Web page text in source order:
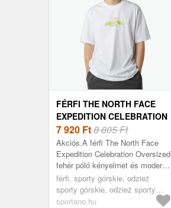
FÉRFI THE NORTH FACE
EXPEDITION CELEBRATION
TÚLMÉRETEZETT FEHÉR
PÓLÓ (EXPEDITION
CELEBRATION OVERSIZED
NF0A8E3CFN41)
7 920 Ft8 805 Ft
Akciós.A férfi The North Face
Expedition Celebration Oversized
fehér póló kényelmet és modern
stílust biztosít azoknak a
felhasználóknak, akik értékelik
a...
férfi, sporty górskie, odzież
sporty górskie, odzież sporty
górskie koszulka, fehér
sportano.hu